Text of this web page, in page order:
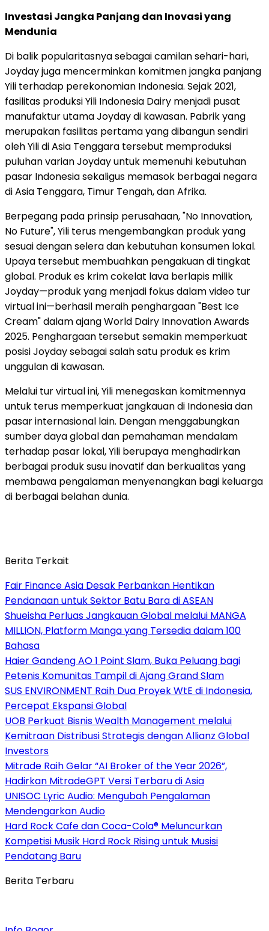
Investasi Jangka Panjang dan Inovasi yang
Mendunia
Di balik popularitasnya sebagai camilan sehari-hari,
Joyday juga mencerminkan komitmen jangka panjang
Yili terhadap perekonomian Indonesia. Sejak 2021,
fasilitas produksi Yili Indonesia Dairy menjadi pusat
manufaktur utama Joyday di kawasan. Pabrik yang
merupakan fasilitas pertama yang dibangun sendiri
oleh Yili di Asia Tenggara tersebut memproduksi
puluhan varian Joyday untuk memenuhi kebutuhan
pasar Indonesia sekaligus memasok berbagai negara
di Asia Tenggara, Timur Tengah, dan Afrika.
Berpegang pada prinsip perusahaan, "No Innovation,
No Future", Yili terus mengembangkan produk yang
sesuai dengan selera dan kebutuhan konsumen lokal.
Upaya tersebut membuahkan pengakuan di tingkat
global. Produk es krim cokelat lava berlapis milik
Joyday—produk yang menjadi fokus dalam video tur
virtual ini—berhasil meraih penghargaan "Best Ice
Cream" dalam ajang World Dairy Innovation Awards
2025. Penghargaan tersebut semakin memperkuat
posisi Joyday sebagai salah satu produk es krim
unggulan di kawasan.
Melalui tur virtual ini, Yili menegaskan komitmennya
untuk terus memperkuat jangkauan di Indonesia dan
pasar internasional lain. Dengan menggabungkan
sumber daya global dan pemahaman mendalam
terhadap pasar lokal, Yili berupaya menghadirkan
berbagai produk susu inovatif dan berkualitas yang
membawa pengalaman menyenangkan bagi keluarga
di berbagai belahan dunia.
Berita Terkait
Fair Finance Asia Desak Perbankan Hentikan
Pendanaan untuk Sektor Batu Bara di ASEAN
Shueisha Perluas Jangkauan Global melalui MANGA
MILLION, Platform Manga yang Tersedia dalam 100
Bahasa
Haier Gandeng AO 1 Point Slam, Buka Peluang bagi
Petenis Komunitas Tampil di Ajang Grand Slam
SUS ENVIRONMENT Raih Dua Proyek WtE di Indonesia,
Percepat Ekspansi Global
UOB Perkuat Bisnis Wealth Management melalui
Kemitraan Distribusi Strategis dengan Allianz Global
Investors
Mitrade Raih Gelar “AI Broker of the Year 2026”,
Hadirkan MitradeGPT Versi Terbaru di Asia
UNISOC Lyric Audio: Mengubah Pengalaman
Mendengarkan Audio
Hard Rock Cafe dan Coca-Cola® Meluncurkan
Kompetisi Musik Hard Rock Rising untuk Musisi
Pendatang Baru
Berita Terbaru